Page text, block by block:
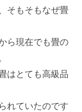
そもそもなぜ畳
ら現在でも畳の
はとても高級品
れていたのです